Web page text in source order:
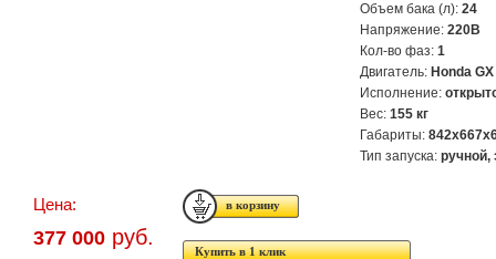
Объем бака (л): 24
Напряжение: 220В
Кол-во фаз: 1
Двигатель: Honda
Исполнение:
Вес: 155 кг
Габариты:
Тип запуска: ручной,
Цена:
377 000 руб.
Купить в 1 клик